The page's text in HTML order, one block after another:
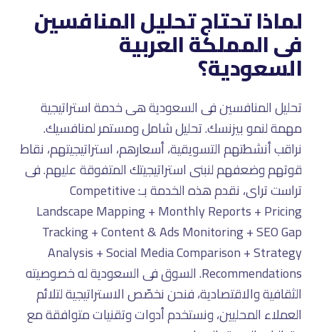
لماذا تحتاج تحليل المنافسين
فى المملكة العربية
السعودية؟
تحليل المنافسين فى السعودية هى خدمة استراتيجية
مهمة لنمو بيزنسك. تحليل شامل ومستمر لمنافسيك.
نراقب أنشطتهم التسويقية، أسعارهم، استراتيجيتهم، نقاط
قوتهم وضعفهم لنبنى استراتيجيتك المتفوقة عليهم. فى
تراست تراى، نقدم هذه الخدمة بـ: Competitive
Landscape Mapping + Monthly Reports + Pricing
Tracking + Content & Ads Monitoring + SEO Gap
Analysis + Social Media Comparison + Strategy
Recommendations. السوق فى السعودية له خصوصيته
الثقافية والاقتصادية، فنحن نخصّص الاستراتيجية لتلائم
العملاء المحليين، ونستخدم أدوات وتقنيات متوافقة مع